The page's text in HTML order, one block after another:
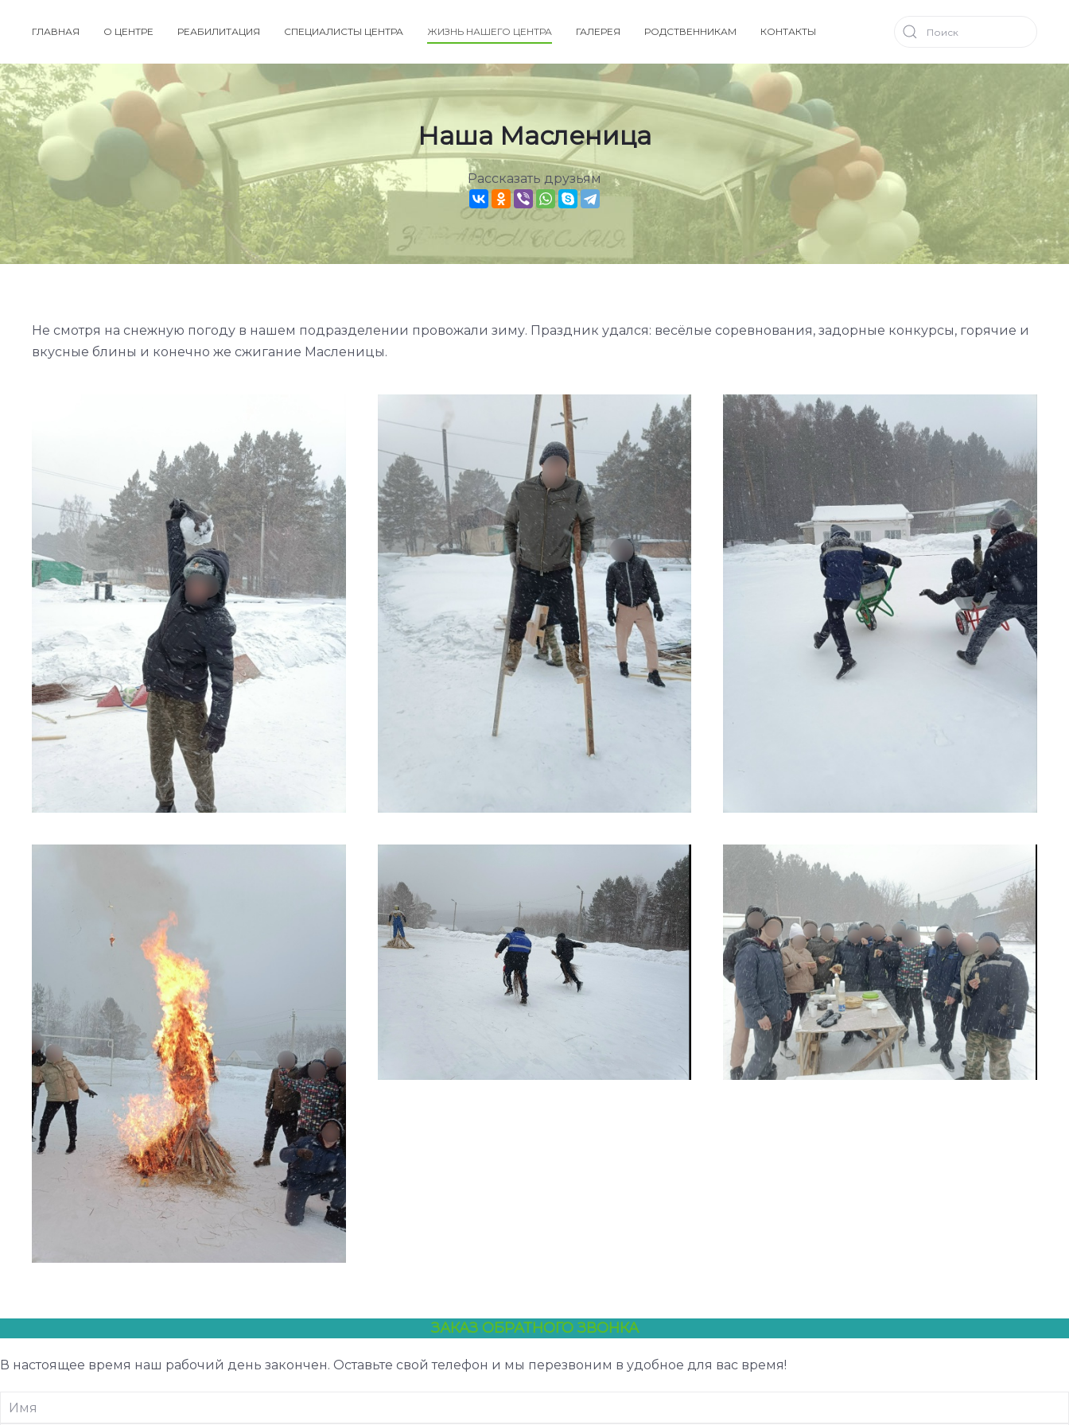
ГЛАВНАЯ О ЦЕНТРЕ РЕАБИЛИТАЦИЯ СПЕЦИАЛИСТЫ ЦЕНТРА ЖИЗНЬ НАШЕГО ЦЕНТРА ГАЛЕРЕЯ РОДСТВЕННИКАМ КОНТАКТЫ
Наша Масленица
Рассказать друзьям
Не смотря на снежную погоду в нашем подразделении провожали зиму. Праздник удался: весёлые соревнования, задорные конкурсы, горячие и
вкусные блины и конечно же сжигание Масленицы.
ЗАКАЗ ОБРАТНОГО ЗВОНКА
В настоящее время наш рабочий день закончен. Оставьте свой телефон и мы перезвоним в удобное для вас время!